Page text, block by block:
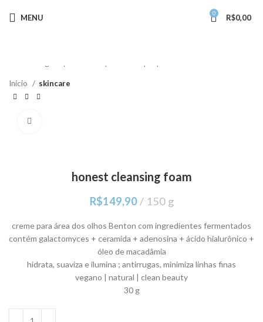
MENU 0 R$0,00
Início skincare
honest cleansing foam
R$149,90 150 g
creme para área dos olhos Benton com ingredientes fermentados
contém galactomyces + ceramida + adenosina + ácido hialurônico +
óleo de macadâmia
hidrata, suaviza e ilumina ; antirrugas, minimiza linhas finas
vegano | natural | clean beauty
30 g